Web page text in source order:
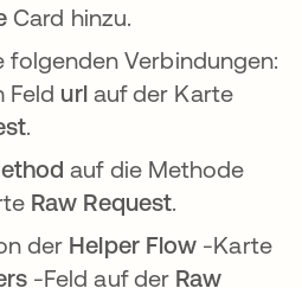
Card hinzu.
folgenden Verbindungen:
Feld urlauf der Karte
.
auf die Methode
Raw Request.
der Helper Flow -Karte
-Feld auf der Raw